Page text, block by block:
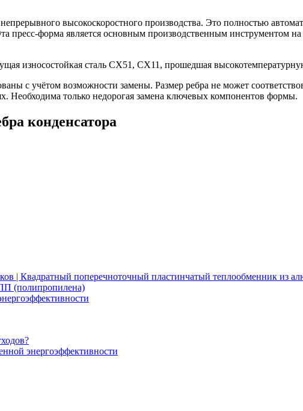
высокоскоростного производства. Это полностью
форма является основным производственным инструментом на
износостойкая сталь СХ51, СХ11, прошедшая
с учётом возможности замены. Размер ребра не может
Необходима только недорогая замена ключевых компонентов формы.
конденсатора
| Квадратный поперечноточный пластинчатый теплообменник из
(полипропилена)
энергоэффективности